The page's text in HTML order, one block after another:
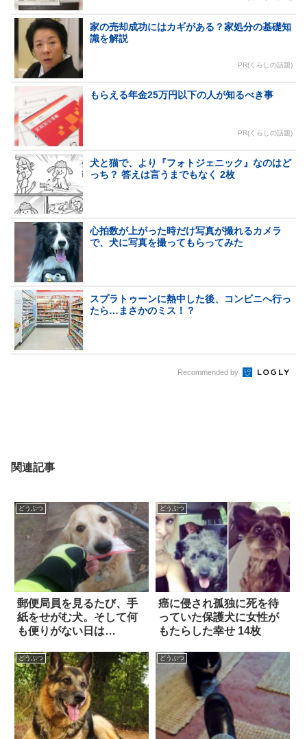
家の売却成功にはカギがある？家処分の基礎知
識を解説
PR(くらしの話題)
もらえる年金25万円以下の人が知るべき事
PR(くらしの話題)
犬と猫で、より『フォトジェニック』なのはど
っち？ 答えは言うまでもなく 2枚
心拍数が上がった時だけ写真が撮れるカメラ
で、犬に写真を撮ってもらってみた
スプラトゥーンに熱中した後、コンビニへ行っ
たら…まさかのミス！？
Recommended by
関連記事
どうぶつ
郵便局員を見るたび、手
紙をせがむ犬。そして何
も便りがない日は…
どうぶつ
癌に侵され孤独に死を待
っていた保護犬に女性が
もたらした幸せ 14枚
どうぶつ どうぶつ